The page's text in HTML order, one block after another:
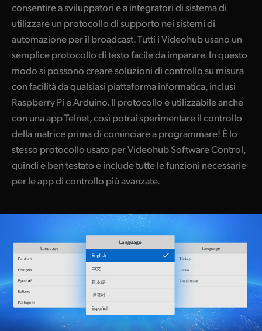
consentire a sviluppatori e a integratori di sistema di
utilizzare un protocollo di supporto nei sistemi di
automazione per il broadcast. Tutti i Videohub usano un
semplice protocollo di testo facile da imparare. In questo
modo si possono creare soluzioni di controllo su misura
con facilità da qualsiasi piattaforma informatica, inclusi
Raspberry Pi e Arduino. Il protocollo è utilizzabile anche
con una app Telnet, così potrai sperimentare il controllo
della matrice prima di cominciare a programmare! È lo
stesso protocollo usato per Videohub Software Control,
quindi è ben testato e include tutte le funzioni necessarie
per le app di controllo più avanzate.